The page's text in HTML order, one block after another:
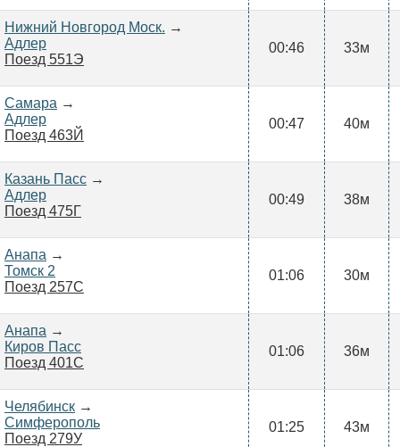
Нижний Новгород Моск. →
Адлер
Поезд 551Э
00:46 33м
Самара →
Адлер
Поезд 463Й
00:47 40м
Казань Пасс →
Адлер
Поезд 475Г
00:49 38м
Анапа →
Томск 2
Поезд 257С
01:06 30м
Анапа →
Киров Пасс
Поезд 401С
01:06 36м
Челябинск →
Симферополь
Поезд 279У
01:25 43м